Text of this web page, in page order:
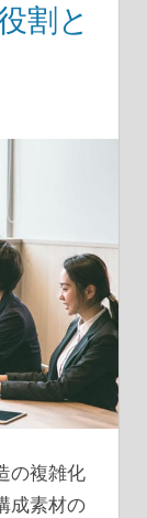
割と
の複雑化
成素材の